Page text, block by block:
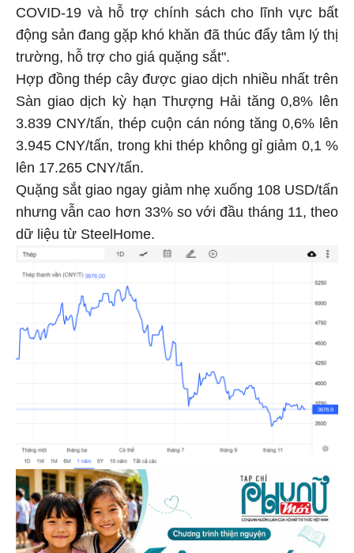
COVID-19 và hỗ trợ chính sách cho lĩnh vực bất
động sản đang gặp khó khăn đã thúc đẩy tâm lý thị
trường, hỗ trợ cho giá quặng sắt".
Hợp đồng thép cây được giao dịch nhiều nhất trên
Sàn giao dịch kỳ hạn Thượng Hải tăng 0,8% lên
3.839 CNY/tấn, thép cuộn cán nóng tăng 0,6% lên
3.945 CNY/tấn, trong khi thép không gỉ giảm 0,1 %
lên 17.265 CNY/tấn.
Quặng sắt giao ngay giảm nhẹ xuống 108 USD/tấn
nhưng vẫn cao hơn 33% so với đầu tháng 11, theo
dữ liệu từ SteelHome.